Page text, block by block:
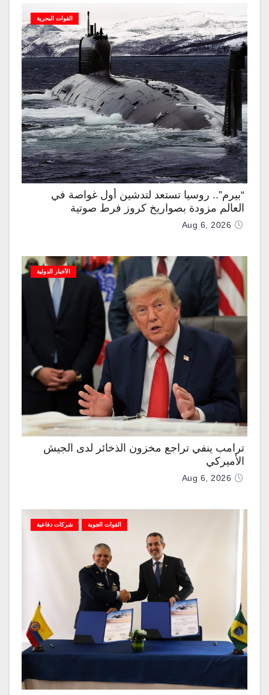
القوات البحرية
“بيرم”.. روسيا تستعد لتدشين أول غواصة في
العالم مزودة بصواريخ كروز فرط صوتية
Aug 6, 2026
الأخبار الدولية
ترامب ينفي تراجع مخزون الذخائر لدى الجيش
الأميركي
Aug 6, 2026
القوات الجوية شركات دفاعية